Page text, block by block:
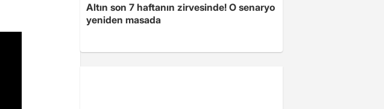
Altın son 7 haftanın zirvesinde! O senaryo
yeniden masada